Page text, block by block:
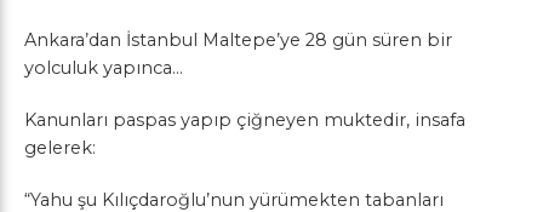
Ankara’dan İstanbul Maltepe’ye 28 gün süren bir
yolculuk yapınca…
Kanunları paspas yapıp çiğneyen muktedir, insafa
gelerek:
“Yahu şu Kılıçdaroğlu’nun yürümekten tabanları